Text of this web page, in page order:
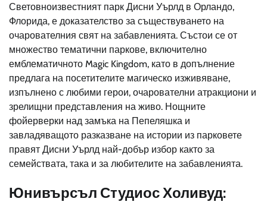
Световноизвестният парк Дисни Уърлд в Орландо,
Флорида, е доказателство за съществуването на
очарователния свят на забавленията. Състои се от
множество тематични паркове, включително
емблематичното Magic Kingdom, като в допълнение
предлага на посетителите магическо изживяване,
изпълнено с любими герои, очарователни атракциони и
зрелищни представления на живо. Нощните
фойерверки над замъка на Пепеляшка и
завладяващото разказване на истории из парковете
правят Дисни Уърлд най-добър избор както за
семействата, така и за любителите на забавленията.
Юнивърсъл Студиос Холивуд: